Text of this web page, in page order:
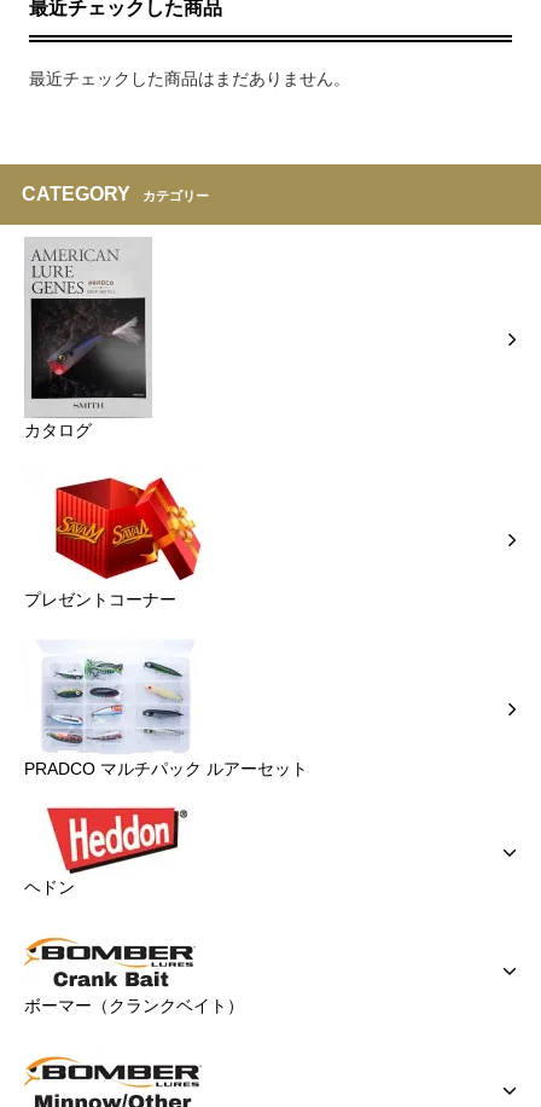
最近チェックした商品
最近チェックした商品はまだありません。
CATEGORY カテゴリー
カタログ
プレゼントコーナー
PRADCO マルチパック ルアーセット
ヘドン
ボーマー（クランクベイト）